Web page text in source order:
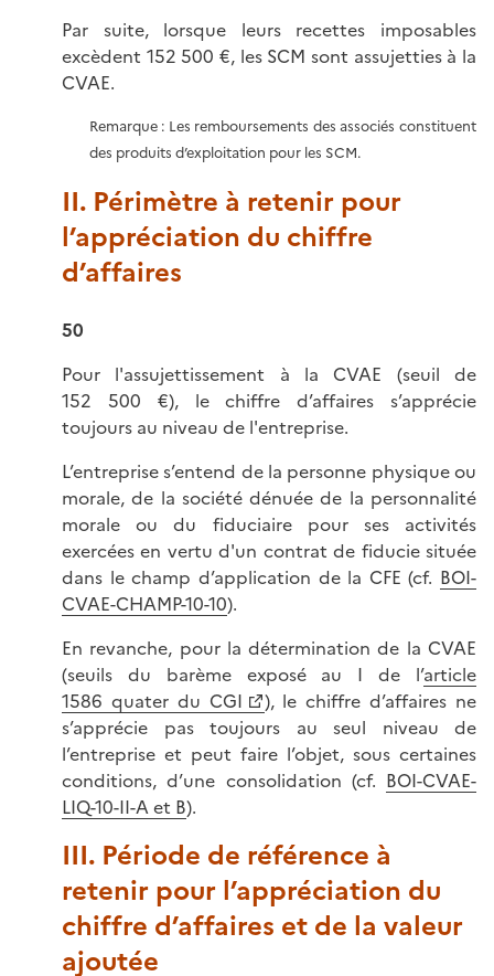
Par suite, lorsque leurs recettes imposables
excèdent 152 500 €, les SCM sont assujetties à la
CVAE.
Remarque : Les remboursements des associés constituent
des produits d’exploitation pour les SCM.
II. Périmètre à retenir pour
l’appréciation du chiffre
d’affaires
50
Pour l'assujettissement à la CVAE (seuil de
152 500 €), le chiffre d’affaires s’apprécie
toujours au niveau de l'entreprise.
L’entreprise s’entend de la personne physique ou
morale, de la société dénuée de la personnalité
morale ou du fiduciaire pour ses activités
exercées en vertu d'un contrat de fiducie située
dans le champ d’application de la CFE (cf. BOI-
CVAE-CHAMP-10-10).
En revanche, pour la détermination de la CVAE
(seuils du barème exposé au I de l’article
1586 quater du CGI
), le chiffre d’affaires ne
s’apprécie pas toujours au seul niveau de
l’entreprise et peut faire l’objet, sous certaines
conditions, d’une consolidation (cf. BOI-CVAE-
LIQ-10-II-A et B).
III. Période de référence à
retenir pour l’appréciation du
chiffre d’affaires et de la valeur
ajoutée